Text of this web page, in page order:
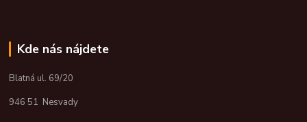
Kde nás nájdete
Blatná ul. 69/20
946 51 Nesvady